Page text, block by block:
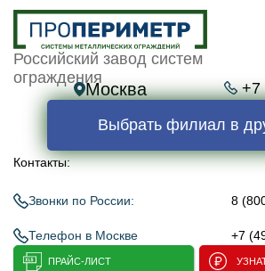
Российский завод систем
ограждения
Москва +7
Выбрать филиал в
Контакты:
Звонки по России: 8
Телефон в Москве +7
ПРАЙС-ЛИСТ